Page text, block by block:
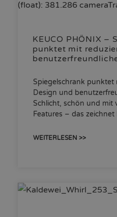
KEUCO PHÖNIX –
punktet mit
Spiegelschrank punktet
Design und
Schlicht, schön und mit
Features – das
WEITERLESEN >>